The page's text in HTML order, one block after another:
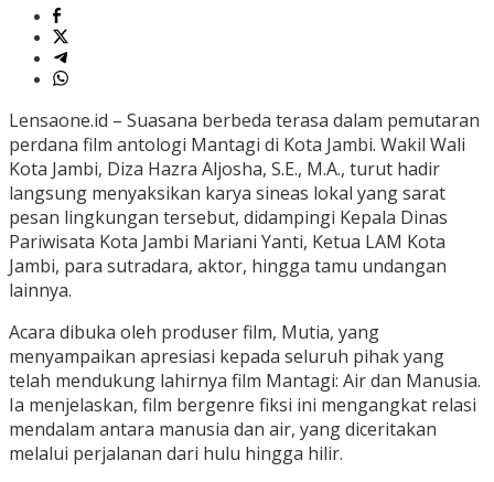
Lensaone.id – Suasana berbeda terasa dalam pemutaran
perdana film antologi Mantagi di Kota Jambi. Wakil Wali
Kota Jambi, Diza Hazra Aljosha, S.E., M.A., turut hadir
langsung menyaksikan karya sineas lokal yang sarat
pesan lingkungan tersebut, didampingi Kepala Dinas
Pariwisata Kota Jambi Mariani Yanti, Ketua LAM Kota
Jambi, para sutradara, aktor, hingga tamu undangan
lainnya.
Acara dibuka oleh produser film, Mutia, yang
menyampaikan apresiasi kepada seluruh pihak yang
telah mendukung lahirnya film Mantagi: Air dan Manusia.
Ia menjelaskan, film bergenre fiksi ini mengangkat relasi
mendalam antara manusia dan air, yang diceritakan
melalui perjalanan dari hulu hingga hilir.